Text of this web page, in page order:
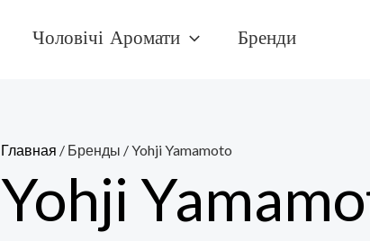
Чоловічі Аромати Бренди
Главная / Бренды / Yohji Yamamoto
Yohji